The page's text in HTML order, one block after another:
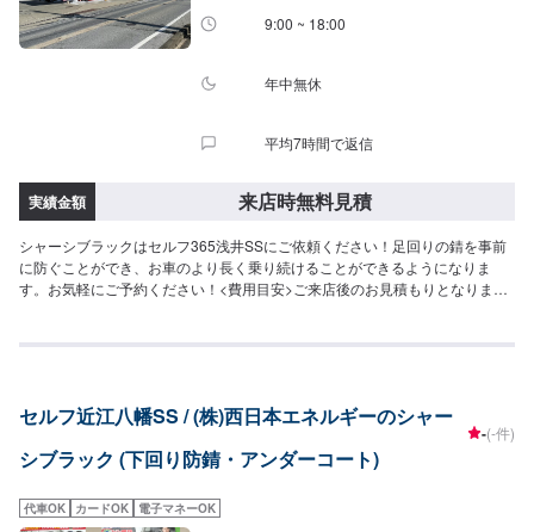
9:00 ~ 18:00
年中無休
平均7時間で返信
実績金額 来店時無料見積
シャーシブラックはセルフ365浅井SSにご依頼ください！足回りの錆を事前
に防ぐことができ、お車のより長く乗り続けることができるようになりま
す。お気軽にご予約ください！<費用目安>ご来店後のお見積もりとなりま
セルフ近江八幡SS / (株)西日本エネルギーのシャー
シブラック (下回り防錆・アンダーコート)
-(-件)
代車OK カードOK 電子マネーOK